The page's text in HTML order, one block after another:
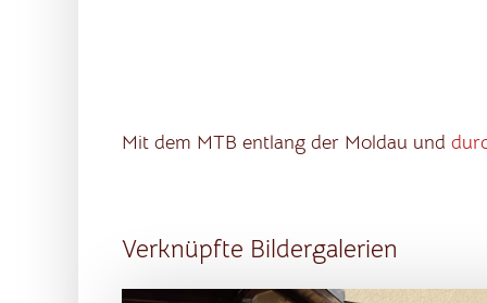
Mit dem MTB entlang der Moldau und
Verknüpfte Bildergalerien